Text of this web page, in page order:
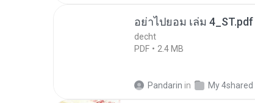
อย่าไปยอม เล่ม 4_ST.pdf
decht
PDF
2.4 MB
Pandarin in My 4shared